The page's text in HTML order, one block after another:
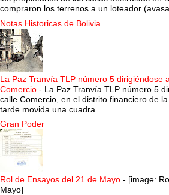
compraron los terrenos a un loteador
Notas Historicas de Bolivia
La Paz Tranvía TLP número 5 dirigiéndose
Comercio - La Paz Tranvía TLP número 5
calle Comercio, en el distrito financiero de
tarde movida una cuadra...
Gran Poder
Rol de Ensayos del 21 de Mayo - [image:
Mayo]